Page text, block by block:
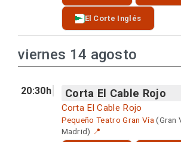
El Corte Inglés
viernes 14 agosto
20:30h Corta El Cable Rojo
Corta El Cable Rojo
Pequeño Teatro Gran Vía(Gran
Madrid) 📍